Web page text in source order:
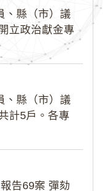
、縣（市）議
立政治獻金專
、縣（市）議
計5戶。各專
告69案 彈劾